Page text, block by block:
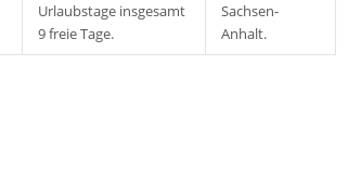
Urlaubstage insgesamt
9 freie Tage.
Sachsen-
Anhalt.